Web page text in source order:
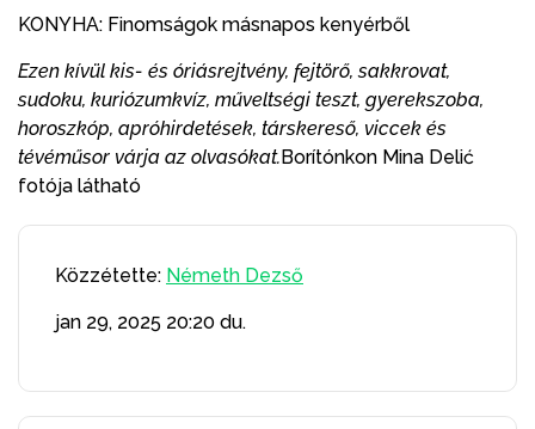
KONYHA: Finomságok másnapos kenyérből
Ezen kívül kis- és óriásrejtvény, fejtörő, sakkrovat,
sudoku, kuriózumkvíz, műveltségi teszt, gyerekszoba,
horoszkóp, apróhirdetések, társkereső, viccek és
tévéműsor várja az olvasókat.Borítónkon Mina Delić
fotója látható
Közzétette: Németh Dezső
jan 29, 2025 20:20 du.